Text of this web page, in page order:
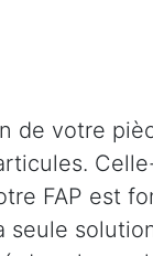
de votre
FAP est
seule